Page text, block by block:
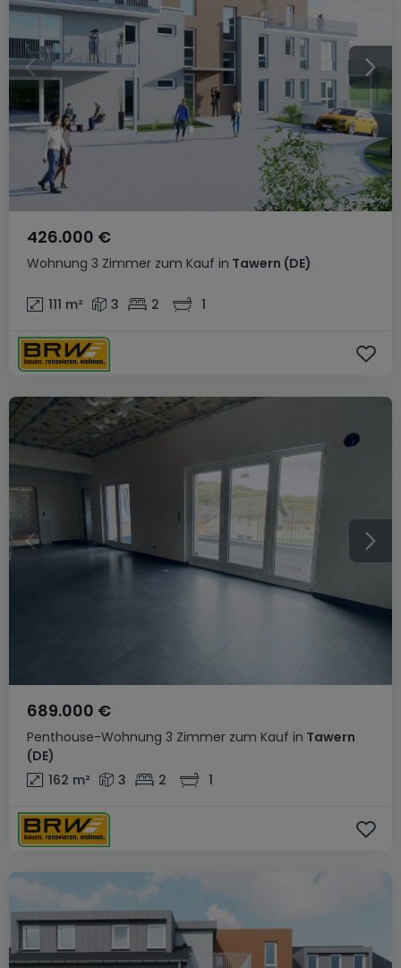
Wohnung 3 Zimmer zum Kauf in Tawern (DE)
426.000 €
111 m² 3 2 1
Penthouse-Wohnung 3 Zimmer zum Kauf in Tawern
(DE)
689.000 €
162 m² 3 2 1